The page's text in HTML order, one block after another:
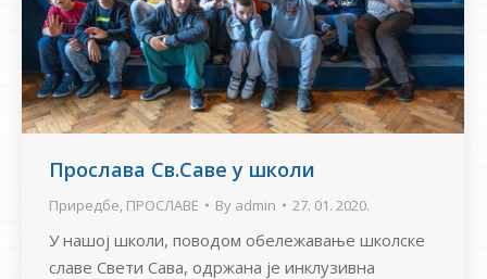
Прослава Св.Саве у школи
Приредбе ПРОСЛАВЕ By admin 27. 01. 2020.
У нашој школи, поводом обележавање школске
славе Свети Сава, одржана је инклузивна